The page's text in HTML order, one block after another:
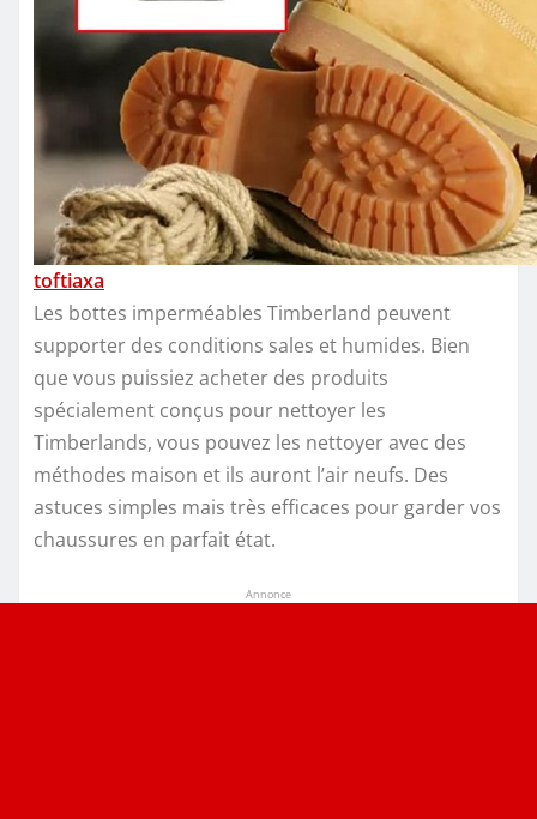
toftiaxa
Les bottes imperméables Timberland peuvent
supporter des conditions sales et humides. Bien
que vous puissiez acheter des produits
spécialement conçus pour nettoyer les
Timberlands, vous pouvez les nettoyer avec des
méthodes maison et ils auront l’air neufs. Des
astuces simples mais très efficaces pour garder vos
chaussures en parfait état.
Annonce